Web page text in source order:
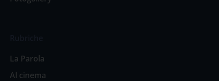
La Parola
Al cinema